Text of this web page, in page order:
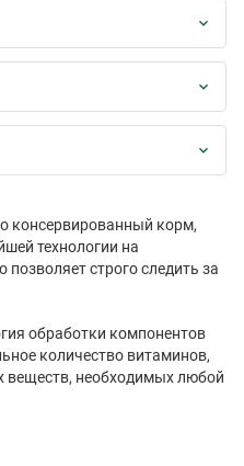
корм,
технологии на
строго следить за
обработки компонентов
количество витаминов,
веществ, необходимых любой